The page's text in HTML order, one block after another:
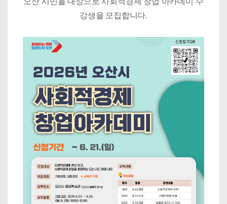
강생을 모집합니다.